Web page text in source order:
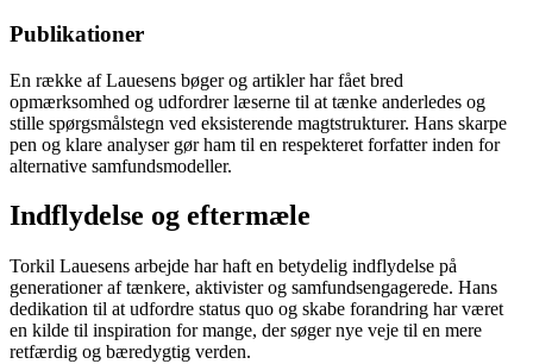
Publikationer
En række af Lauesens bøger og artikler har fået bred
opmærksomhed og udfordrer læserne til at tænke anderledes og
stille spørgsmålstegn ved eksisterende magtstrukturer. Hans skarpe
pen og klare analyser gør ham til en respekteret forfatter inden for
alternative samfundsmodeller.
Indflydelse og eftermæle
Torkil Lauesens arbejde har haft en betydelig indflydelse på
generationer af tænkere, aktivister og samfundsengagerede. Hans
dedikation til at udfordre status quo og skabe forandring har været
en kilde til inspiration for mange, der søger nye veje til en mere
retfærdig og bæredygtig verden.